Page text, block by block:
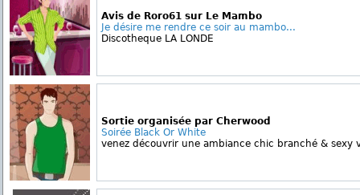
Avis de Roro61 sur Le Mambo
Je désire me rendre ce soir au mambo...
Discotheque LA LONDE
Sortie organisée par Cherwood
Soirée Black Or White
venez découvrir une ambiance chic branché & sexy